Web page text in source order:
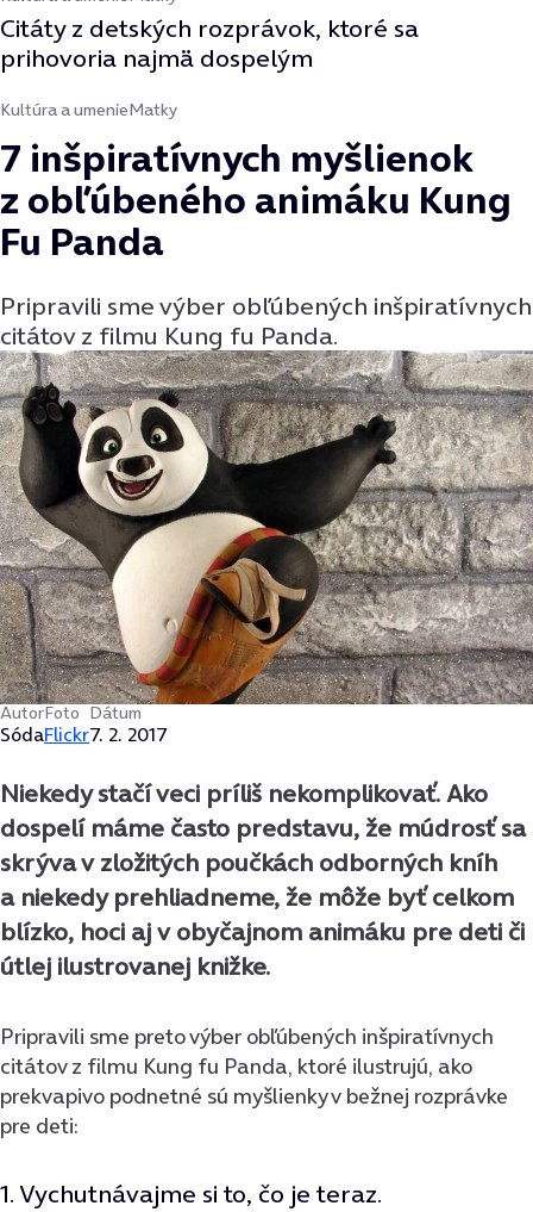
Citáty z detských rozprávok, ktoré sa
prihovoria najmä dospelým
Kultúra a umenieMatky
7 inšpiratívnych myšlienok
z obľúbeného animáku Kung
Fu Panda
Pripravili sme výber obľúbených inšpiratívnych
citátov z filmu Kung fu Panda.
Autor
Sóda
Foto
Flickr
Dátum
7. 2. 2017
Niekedy stačí veci príliš nekomplikovať. Ako
dospelí máme často predstavu, že múdrosť sa
skrýva v zložitých poučkách odborných kníh
a niekedy prehliadneme, že môže byť celkom
blízko, hoci aj v obyčajnom animáku pre deti či
útlej ilustrovanej knižke.
Pripravili sme preto výber obľúbených inšpiratívnych
citátov z filmu Kung fu Panda, ktoré ilustrujú, ako
prekvapivo podnetné sú myšlienky v bežnej rozprávke
pre deti:
1. Vychutnávajme si to, čo je teraz.